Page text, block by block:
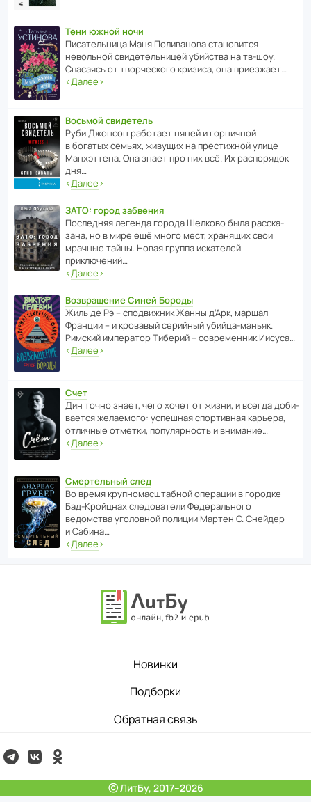
Тени южной ночи
Писа­тель­ница Маня Поли­ва­нова стано­вится
невольной свиде­тель­ницей убийства на тв-шоу.
Спасаясь от твор­че­с­кого кризиса, она приезжает…
‹Далее›
Восьмой свидетель
Руби Джонсон рабо­тает няней и горни­чной
в богатых семьях, живущих на прес­ти­жной улице
Манх­эт­тена. Она знает про них всё. Их распо­рядок
дня…
‹Далее›
ЗАТО: город забвения
После­дняя легенда города Шелково была расска­
зана, но в мире ещё много мест, хранящих свои
мрачные тайны. Новая группа иска­телей
приключений…
‹Далее›
Возвращение Синей Бороды
Жиль де Рэ – спод­ви­жник Жанны д’Арк, маршал
Франции – и кровавый серийный убийца-маньяк.
Римский импе­ратор Тиберий – совре­менник Иисуса…
‹Далее›
Счет
Дин точно знает, чего хочет от жизни, и всегда доби­
ва­ется жела­е­мого: успе­шная спор­ти­вная карьера,
отли­чные отметки, попу­ля­р­ность и внимание…
‹Далее›
Смертельный след
Во время круп­но­мас­ш­та­бной операции в городке
Бад‑Крой­цнах следо­ва­тели Феде­раль­ного
ведомства уголо­вной полиции Мартен С. Снейдер
и Сабина…
‹Далее›
Новинки
Подборки
Обратная связь
ⓒ ЛитБу, 2017–2026